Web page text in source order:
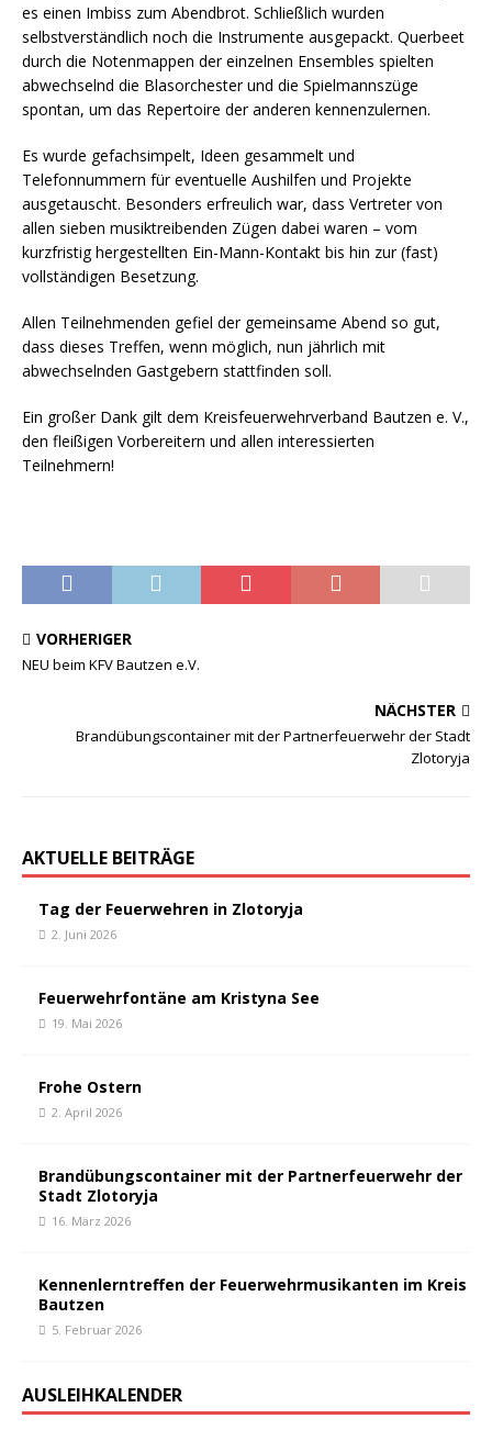
es einen Imbiss zum Abendbrot. Schließlich wurden
selbstverständlich noch die Instrumente ausgepackt. Querbeet
durch die Notenmappen der einzelnen Ensembles spielten
abwechselnd die Blasorchester und die Spielmannszüge
spontan, um das Repertoire der anderen kennenzulernen.
Es wurde gefachsimpelt, Ideen gesammelt und
Telefonnummern für eventuelle Aushilfen und Projekte
ausgetauscht. Besonders erfreulich war, dass Vertreter von
allen sieben musiktreibenden Zügen dabei waren – vom
kurzfristig hergestellten Ein-Mann-Kontakt bis hin zur (fast)
vollständigen Besetzung.
Allen Teilnehmenden gefiel der gemeinsame Abend so gut,
dass dieses Treffen, wenn möglich, nun jährlich mit
abwechselnden Gastgebern stattfinden soll.
Ein großer Dank gilt dem Kreisfeuerwehrverband Bautzen e. V.,
den fleißigen Vorbereitern und allen interessierten
Teilnehmern!
VORHERIGER
NEU beim KFV Bautzen e.V.
NÄCHSTER
Brandübungscontainer mit der Partnerfeuerwehr der Stadt
Zlotoryja
AKTUELLE BEITRÄGE
Tag der Feuerwehren in Zlotoryja
2. Juni 2026
Feuerwehrfontäne am Kristyna See
19. Mai 2026
Frohe Ostern
2. April 2026
Brandübungscontainer mit der Partnerfeuerwehr der
Stadt Zlotoryja
16. März 2026
Kennenlerntreffen der Feuerwehrmusikanten im Kreis
Bautzen
5. Februar 2026
AUSLEIHKALENDER